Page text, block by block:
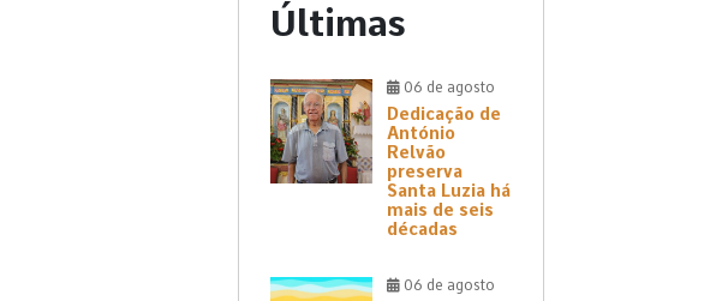
Últimas
06 de agosto
Dedicação de
António
Relvão
preserva
Santa Luzia há
mais de seis
décadas
06 de agosto